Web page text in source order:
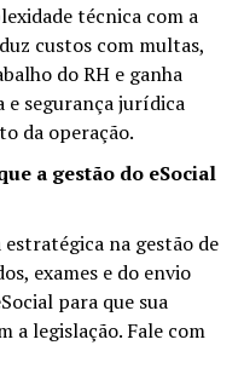
técnica com a
custos com multas,
do RH e ganha
segurança jurídica
da operação.
a gestão do eSocial
na gestão de
exames e do envio
para que sua
a legislação. Fale com